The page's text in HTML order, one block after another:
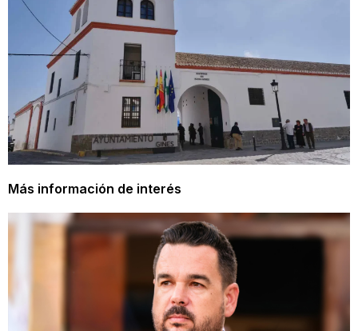
Más información de interés